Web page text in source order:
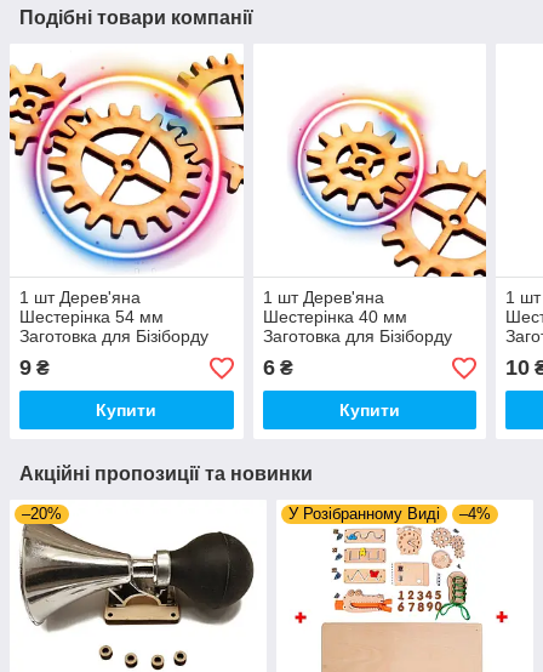
Подібні товари компанії
1 шт Дерев'яна
Шестерінка 54 мм
Заготовка для Бізіборду
Шестерня з Фанери 5,4 см
(Без Саморіза) Мелк
9 ₴
Купити
1 шт Дерев'яна
Шестерінка 40 мм
Заготовка для Бізіборду
Шестерня з Фанери 4 см
(Без Саморіза) Мелк
6₴
Купити
1
(Без
Зуби
10
Акційні пропозиції та новинки
–20% У Розібранному Виді –4%